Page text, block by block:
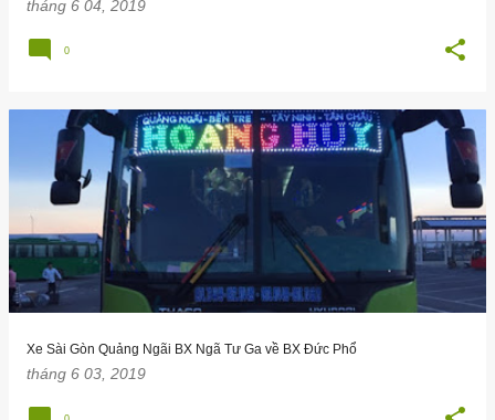
tháng 6 04, 2019
0
Xe Sài Gòn Quảng Ngãi BX Ngã Tư Ga về BX Đức Phổ
tháng 6 03, 2019